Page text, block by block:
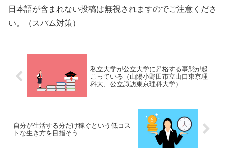
日本語が含まれない投稿は無視されますのでご注意くださ
い。（スパム対策）
私立大学が公立大学に昇格する事態が起
こっている（山陽小野田市立山口東京理
科大、公立諏訪東京理科大学）
自分が生活する分だけ稼ぐという低コス
トな生き方を目指そう